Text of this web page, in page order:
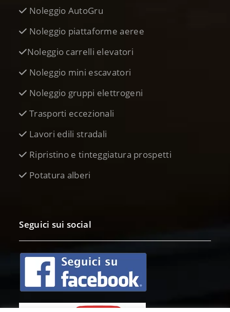
Noleggio AutoGru
Noleggio piattaforme aeree
Noleggio carrelli elevatori
Noleggio mini escavatori
Noleggio gruppi elettrogeni
Trasporti eccezionali
Lavori edili stradali
Ripristino e tinteggiatura prospetti
Potatura alberi
Seguici sui social